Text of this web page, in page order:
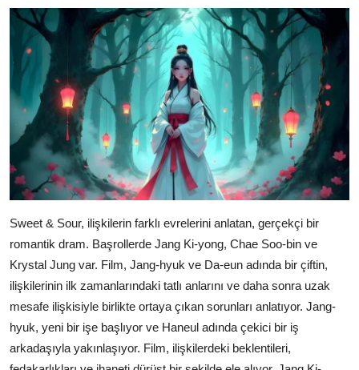
Sweet & Sour, ilişkilerin farklı evrelerini anlatan, gerçekçi bir
romantik dram. Başrollerde Jang Ki-yong, Chae Soo-bin ve
Krystal Jung var. Film, Jang-hyuk ve Da-eun adında bir çiftin,
ilişkilerinin ilk zamanlarındaki tatlı anlarını ve daha sonra uzak
mesafe ilişkisiyle birlikte ortaya çıkan sorunları anlatıyor. Jang-
hyuk, yeni bir işe başlıyor ve Haneul adında çekici bir iş
arkadaşıyla yakınlaşıyor. Film, ilişkilerdeki beklentileri,